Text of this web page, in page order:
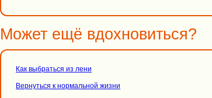
Может ещё вдохновиться?
Как выбраться из лени
Вернуться к нормальной жизни